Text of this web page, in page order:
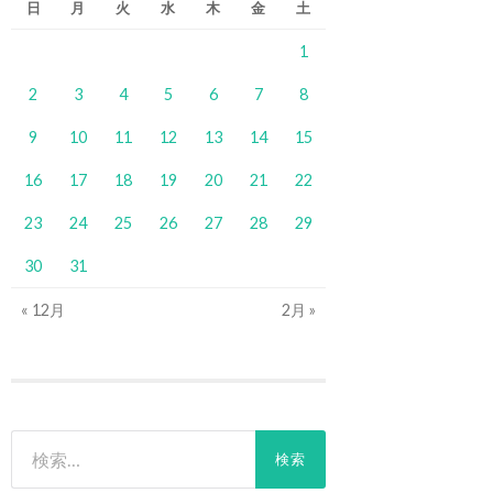
日 月 火 水 木 金 土
1
2 3 4 5 6 7 8
9 10 11 12 13 14 15
16 17 18 19 20 21 22
23 24 25 26 27 28 29
30 31
« 12月 2月 »